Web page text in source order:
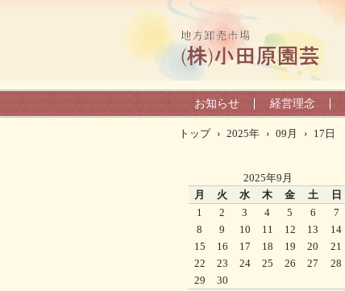
お知らせ 経営理念
トップ › 2025年 › 09月 › 17日
2025年9月
月
火 水 木 金 土 日
1 2 3 4 5 6
7
8
9 10 11 12 13
14
15
16 17 18 19 20
21
22
23 24 25 26 27
28
29
30